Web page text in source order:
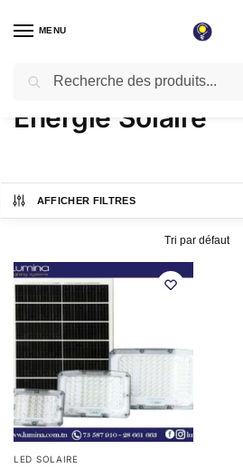
MENU
Accueil / Produits identifiés “Énergie Solaire”
Énergie Solaire
AFFICHER FILTRES
LED SOLAIRE